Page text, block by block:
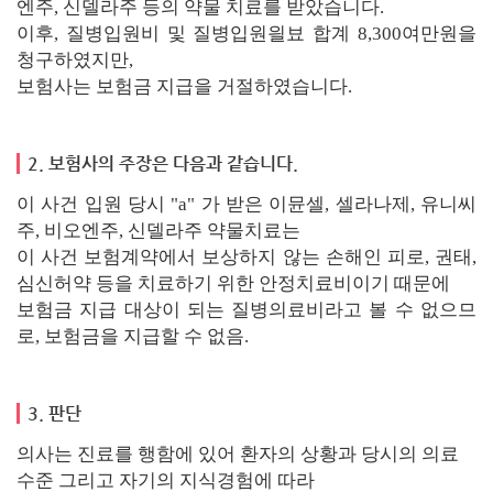
엔주, 신델라주 등의 약물 치료를 받았습니다.
이후, 질병입원비 및 질병입원읠뵤 합계 8,300여만원을
청구하였지만,
보험사는 보험금 지급을 거절하였습니다.
2. 보험사의 주장은 다음과 같습니다.
이 사건 입원 당시 "a" 가 받은 이뮨셀, 셀라나제, 유니씨
주, 비오엔주, 신델라주 약물치료는
이 사건 보험계약에서 보상하지 않는 손해인 피로, 권태,
심신허약 등을 치료하기 위한 안정치료비이기 때문에
보험금 지급 대상이 되는 질병의료비라고 볼 수 없으므
로, 보험금을 지급할 수 없음.
3. 판단
의사는 진료를 행함에 있어 환자의 상황과 당시의 의료
수준 그리고 자기의 지식경험에 따라